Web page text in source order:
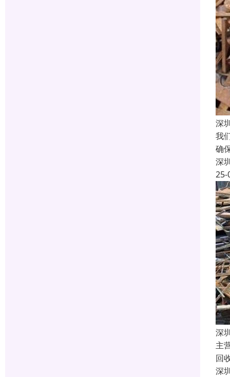
深
我
确
深
25-
深
主
回
深